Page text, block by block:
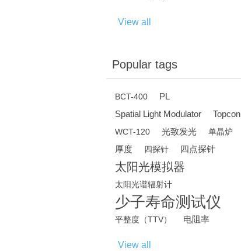
View all
Popular tags
BCT-400
PL
Spatial Light Modulator
Topcon
WCT-120 光致发光 单晶炉
厚度 四探针 四点探针
太阳光模拟器
太阳光谱辐射计
少子寿命测试仪
平整度（TTV） 电阻率
View all